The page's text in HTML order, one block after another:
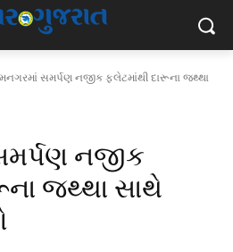
સમર્પણ નજીક ફલેટમાંથી દારૂના જથ્થા
નજીક
જથ્થા સાથે